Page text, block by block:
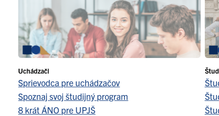
Uchádzači
Sprievodca pre uchádzačov
Spoznaj svoj študijný program
8 krát ÁNO pre UPJŠ